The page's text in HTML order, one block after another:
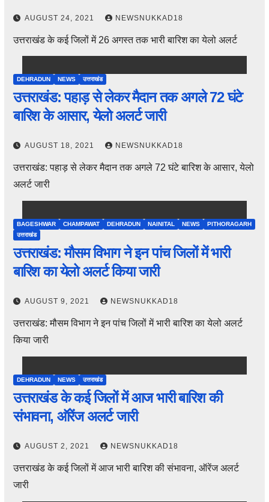
AUGUST 24, 2021 NEWSNUKKAD18
उत्तराखंड के कई जिलों में 26 अगस्त तक भारी बारिश का येलो अलर्ट
DEHRADUN NEWS उत्तराखंड
उत्तराखंड: पहाड़ से लेकर मैदान तक अगले 72 घंटे
बारिश के आसार, येलो अलर्ट जारी
AUGUST 18, 2021 NEWSNUKKAD18
उत्तराखंड: पहाड़ से लेकर मैदान तक अगले 72 घंटे बारिश के आसार, येलो
अलर्ट जारी
BAGESHWAR CHAMPAWAT DEHRADUN NAINITAL NEWS
PITHORAGARH
उत्तराखंड
उत्तराखंड: मौसम विभाग ने इन पांच जिलों में भारी
बारिश का येलो अलर्ट किया जारी
AUGUST 9, 2021 NEWSNUKKAD18
उत्तराखंड: मौसम विभाग ने इन पांच जिलों में भारी बारिश का येलो अलर्ट
किया जारी
DEHRADUN NEWS उत्तराखंड
उत्तराखंड के कई जिलों में आज भारी बारिश की
संभावना, ऑरेंज अलर्ट जारी
AUGUST 2, 2021 NEWSNUKKAD18
उत्तराखंड के कई जिलों में आज भारी बारिश की संभावना, ऑरेंज अलर्ट
जारी